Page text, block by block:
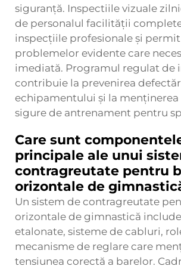
siguranță. Inspectiile vizuale
de personalul facilității
inspecțiile profesionale și
problemelor evidente care
imediată. Programul regulat de
contribuie la prevenirea
echipamentului și la
sigure de antrenament pentru
Care sunt
principale ale unui
contragreutate pentru
orizontale de
Un sistem de contragreutate
orizontale de gimnastică
etalonate, sisteme de cabluri,
mecanisme de reglare care
tensiunea corectă a barelor.